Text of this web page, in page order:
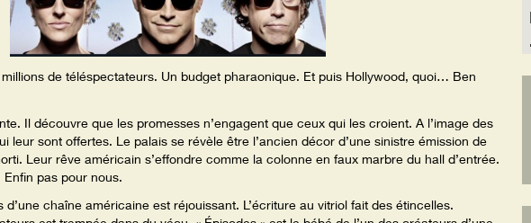
de téléspectateurs. Un budget pharaonique. Et puis Hollywood, quoi… Ben
Il découvre que les promesses n’engagent que ceux qui les croient. A l’image des
leur sont offertes. Le palais se révèle être l’ancien décor d’une sinistre émission de
Leur rêve américain s’effondre comme la colonne en faux marbre du hall d’entrée.
pas pour nous.
chaîne américaine est réjouissant. L’écriture au vitriol fait des étincelles.